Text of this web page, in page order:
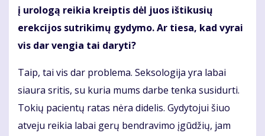
į urologą reikia kreiptis dėl juos ištikusių
erekcijos sutrikimų gydymo. Ar tiesa, kad vyrai
vis dar vengia tai daryti?
Taip, tai vis dar problema. Seksologija yra labai
siaura sritis, su kuria mums darbe tenka susidurti.
Tokių pacientų ratas nėra didelis. Gydytojui šiuo
atveju reikia labai gerų bendravimo įgūdžių, jam